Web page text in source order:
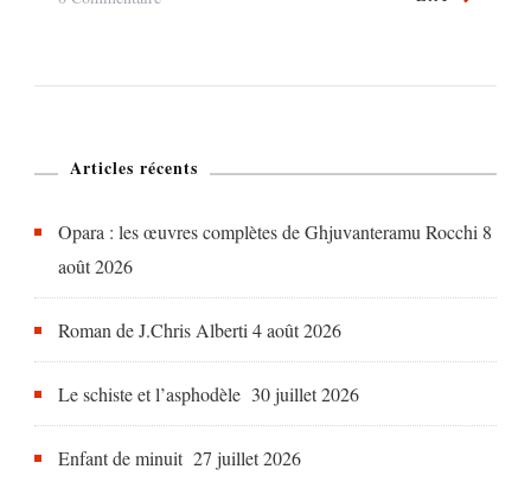
Perse
Articles récents
Opara : les œuvres complètes de Ghjuvanteramu Rocchi 8
août 2026
Roman de J.Chris Alberti 4 août 2026
Le schiste et l’asphodèle 30 juillet 2026
Enfant de minuit 27 juillet 2026